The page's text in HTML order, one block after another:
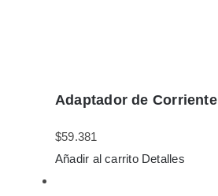
Adaptador de Corriente
$59.381
Añadir al carrito Detalles